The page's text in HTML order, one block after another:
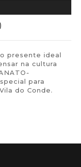
presente ideal
na cultura
para
do Conde.